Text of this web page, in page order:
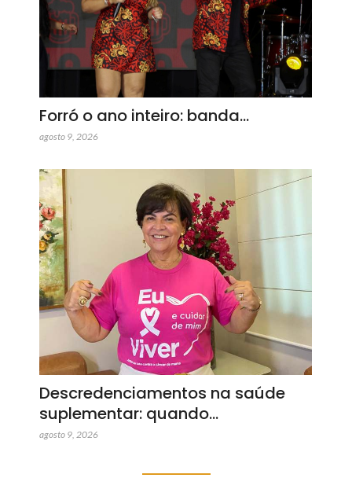
Forró o ano inteiro: banda…
agosto 9, 2026
Descredenciamentos na saúde
suplementar: quando…
agosto 9, 2026